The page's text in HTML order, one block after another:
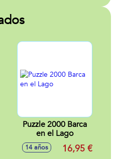
Puzzle 2000 Barca
en el Lago
14 años 16,95 €